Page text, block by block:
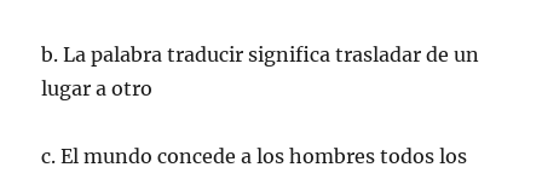
b. La palabra traducir significa trasladar de un
lugar a otro
c. El mundo concede a los hombres todos los